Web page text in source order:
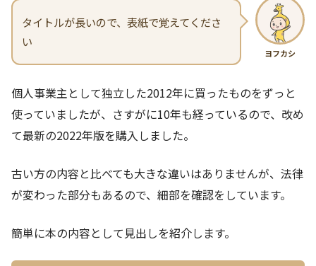
ヨフカシ
タイトルが長いので、表紙で覚えてくださ
い
個人事業主として独立した2012年に買ったものをずっと
使っていましたが、さすがに10年も経っているので、改め
て最新の2022年版を購入しました。
古い方の内容と比べても大きな違いはありませんが、法律
が変わった部分もあるので、細部を確認をしています。
簡単に本の内容として見出しを紹介します。